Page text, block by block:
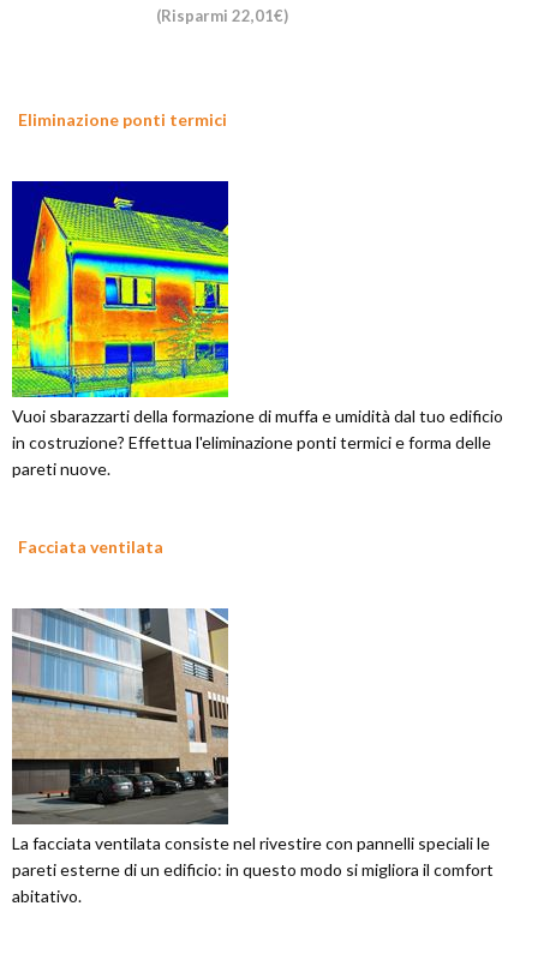
(Risparmi 22,01€)
Eliminazione ponti termici
Vuoi sbarazzarti della formazione di muffa e umidità dal tuo edificio
in costruzione? Effettua l'eliminazione ponti termici e forma delle
pareti nuove.
Facciata ventilata
La facciata ventilata consiste nel rivestire con pannelli speciali le
pareti esterne di un edificio: in questo modo si migliora il comfort
abitativo.